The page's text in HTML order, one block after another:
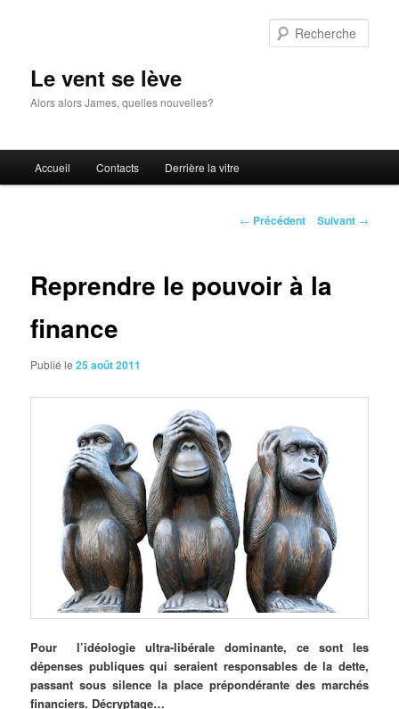
Le vent se lève
Alors alors James, quelles nouvelles?
principal
Accueil Contacts Derrière la vitre
Navigation
← Précédent Suivant →
Reprendre le pouvoir à la
finance
Publié le25 août 2011
Pourl’idéologie ultra-libérale dominante, ce sont les
dépenses publiques qui seraient responsables de la dette,
passant sous silence la place prépondérante des marchés
financiers. Décryptage…